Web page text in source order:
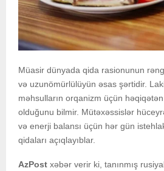
Müasir dünyada qida rasionunun
və uzunömürlülüyün əsas şərtidir.
məhsulların orqanizm üçün
olduğunu bilmir. Mütəxəssislər
və enerji balansı üçün hər gün
qidaları açıqlayıblar.
AzPost xəbər verir ki, tanınmış